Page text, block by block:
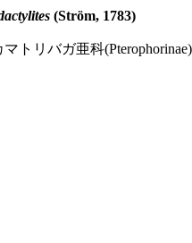
(Ström, 1783)
トリバガ亜科(Pterophorinae)